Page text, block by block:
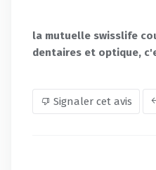
la mutuelle swisslife
dentaires et optique,
Signaler cet avis